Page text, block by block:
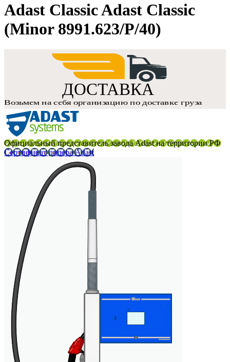
Adast Classic Adast Classic
(Minor 8991.623/P/40)
Официальный представитель завода Adast на территории РФ
Сертификат дилера Adast